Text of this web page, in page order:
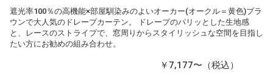
遮光率100％の高機能×部屋馴染みのよいオーカー(オークル＝黄色)ブラ
ウンで大人気のドレープカーテン。 ドレープのパリッとした生地感
と、レースのストライプで、窓周りからスタイリッシュな空間を目指し
たい方にお勧めの組み合わせ。
￥7,177〜（税込）